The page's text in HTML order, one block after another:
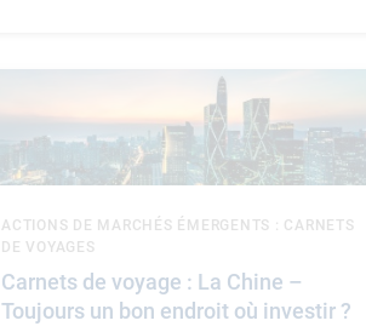
Carnets de voyage : La Chine –
Toujours un bon endroit où investir ?
ACTIONS DE MARCHÉS ÉMERGENTS : CARNETS
DE VOYAGES